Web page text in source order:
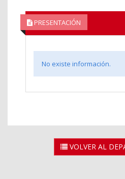
PRESENTACIÓN
No existe información.
VOLVER AL